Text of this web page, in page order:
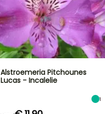
Alstroemeria Pitchounes
Lucas - Incalelie
1